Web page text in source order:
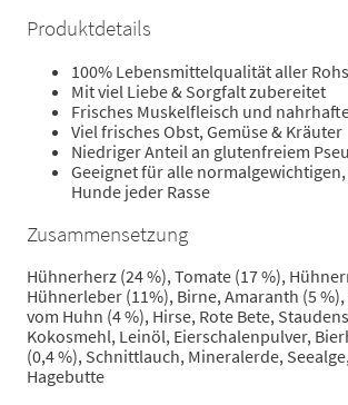
Produktdetails
100% Lebensmittelqualität aller
Mit viel Liebe & Sorgfalt zubereitet
Frisches Muskelfleisch und
Viel frisches Obst, Gemüse & Kräuter
Niedriger Anteil an glutenfreiem
Geeignet für alle
Hunde jeder Rasse
Zusammensetzung
Hühnerherz (24 %), Tomate (17 %),
Hühnerleber (11%), Birne, Amaranth (5
vom Huhn (4 %), Hirse, Rote Bete,
Kokosmehl, Leinöl, Eierschalenpulver,
(0,4 %), Schnittlauch, Mineralerde,
Hagebutte